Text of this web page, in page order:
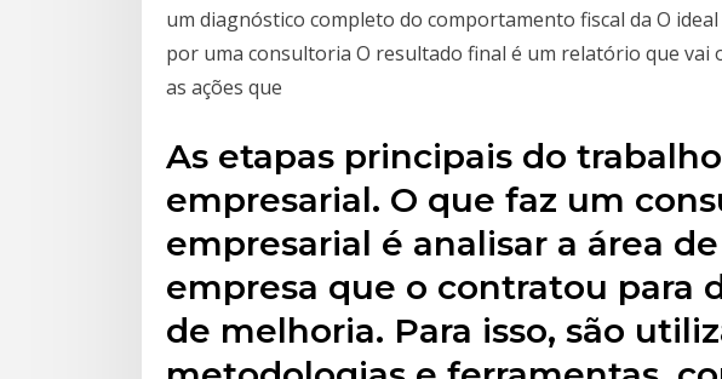
um diagnóstico completo do comportamento fiscal da O
por uma consultoria O resultado final é um relatório que
as ações que
As etapas principais do
empresarial. O que faz um
empresarial é analisar a área
empresa que o contratou para
de melhoria. Para isso, são